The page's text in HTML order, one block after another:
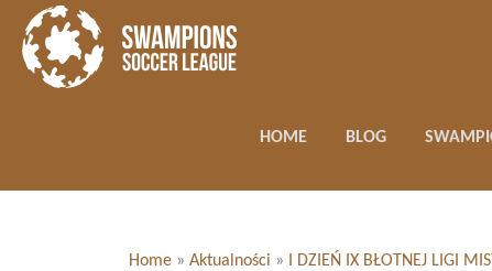
HOME BLOG
Home » Aktualności » I DZIEŃ IX BŁOTNEJ LIGI